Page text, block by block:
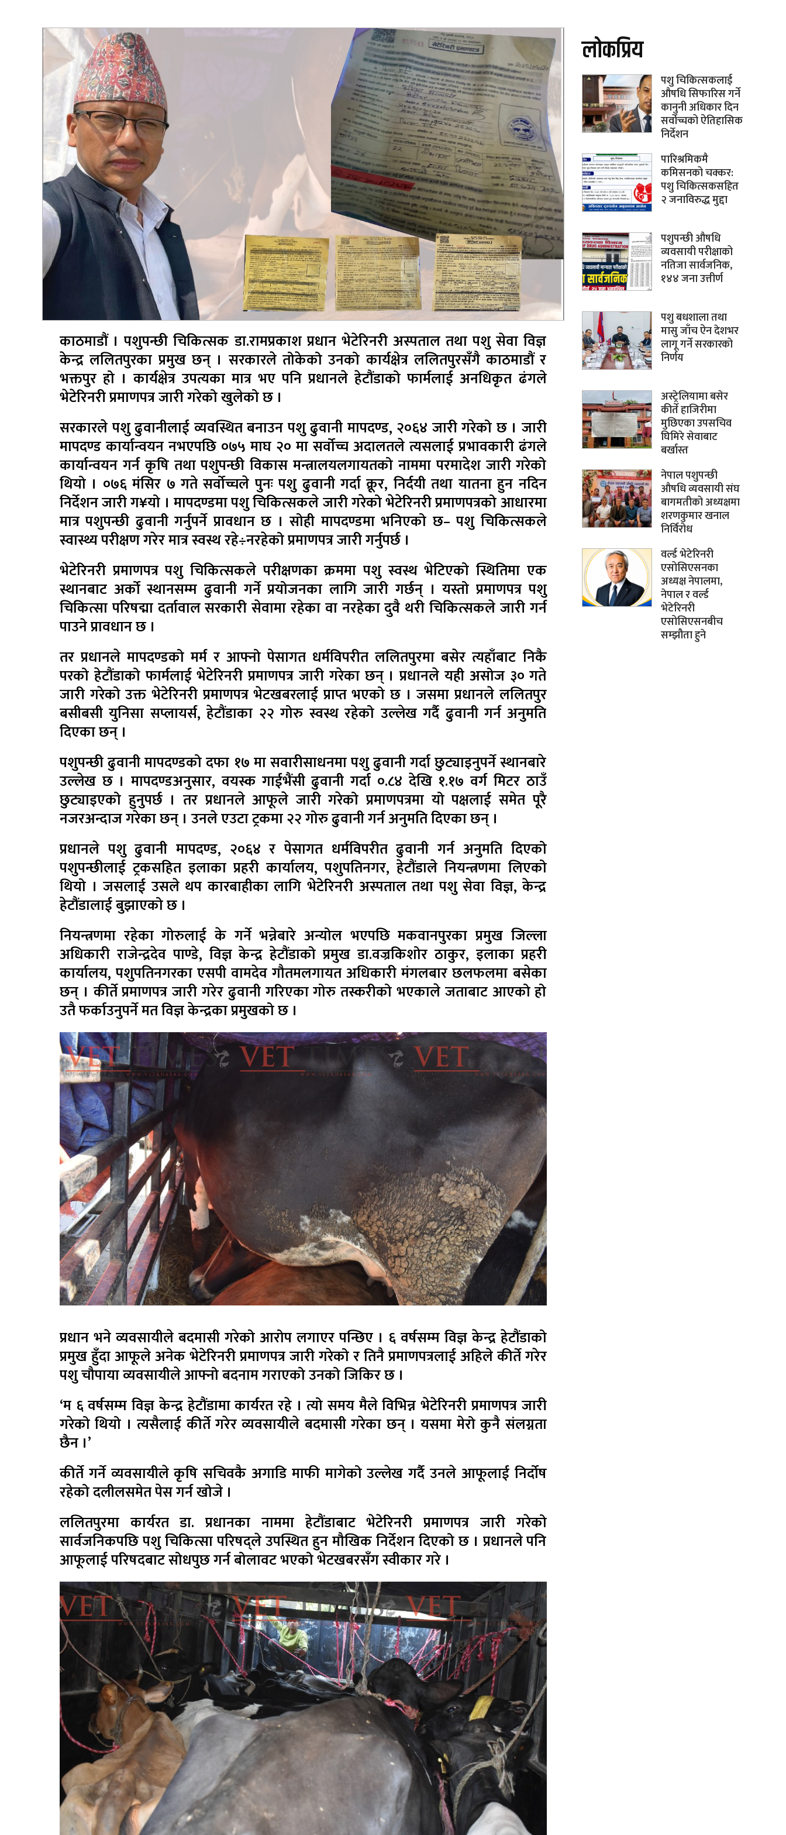
काठमाडौं । पशुपन्छी चिकित्सक डा.रामप्रकाश प्रधान भेटेरिनरी अस्पताल तथा पशु सेवा विज्ञ
केन्द्र ललितपुरका प्रमुख छन् । सरकारले तोकेको उनको कार्यक्षेत्र ललितपुरसँगै काठमाडौं र
भक्तपुर हो । कार्यक्षेत्र उपत्यका मात्र भए पनि प्रधानले हेटौंडाको फार्मलाई अनधिकृत ढंगले
भेटेरिनरी प्रमाणपत्र जारी गरेको खुलेको छ ।
सरकारले पशु ढुवानीलाई व्यवस्थित बनाउन पशु ढुवानी मापदण्ड, २०६४ जारी गरेको छ । जारी
मापदण्ड कार्यान्वयन नभएपछि ०७५ माघ २० मा सर्वोच्च अदालतले त्यसलाई प्रभावकारी ढंगले
कार्यान्वयन गर्न कृषि तथा पशुपन्छी विकास मन्त्रालयलगायतको नाममा परमादेश जारी गरेको
थियो । ०७६ मंसिर ७ गते सर्वोच्चले पुनः पशु ढुवानी गर्दा क्रूर, निर्दयी तथा यातना हुन नदिन
निर्देशन जारी ग¥यो । मापदण्डमा पशु चिकित्सकले जारी गरेको भेटेरिनरी प्रमाणपत्रको आधारमा
मात्र पशुपन्छी ढुवानी गर्नुपर्ने प्रावधान छ । सोही मापदण्डमा भनिएको छ– पशु चिकित्सकले
स्वास्थ्य परीक्षण गरेर मात्र स्वस्थ रहे÷नरहेको प्रमाणपत्र जारी गर्नुपर्छ ।
भेटेरिनरी प्रमाणपत्र पशु चिकित्सकले परीक्षणका क्रममा पशु स्वस्थ भेटिएको स्थितिमा एक
स्थानबाट अर्को स्थानसम्म ढुवानी गर्ने प्रयोजनका लागि जारी गर्छन् । यस्तो प्रमाणपत्र पशु
चिकित्सा परिषद्मा दर्तावाल सरकारी सेवामा रहेका वा नरहेका दुवै थरी चिकित्सकले जारी गर्न
पाउने प्रावधान छ ।
तर प्रधानले मापदण्डको मर्म र आफ्नो पेसागत धर्मविपरीत ललितपुरमा बसेर त्यहाँबाट निकै
परको हेटौंडाको फार्मलाई भेटेरिनरी प्रमाणपत्र जारी गरेका छन् । प्रधानले यही असोज ३० गते
जारी गरेको उक्त भेटेरिनरी प्रमाणपत्र भेटखबरलाई प्राप्त भएको छ । जसमा प्रधानले ललितपुर
बसीबसी युनिसा सप्लायर्स, हेटौंडाका २२ गोरु स्वस्थ रहेको उल्लेख गर्दै ढुवानी गर्न अनुमति
दिएका छन् ।
पशुपन्छी ढुवानी मापदण्डको दफा १७ मा सवारीसाधनमा पशु ढुवानी गर्दा छुट्याइनुपर्ने स्थानबारे
उल्लेख छ । मापदण्डअनुसार, वयस्क गाईभैंसी ढुवानी गर्दा ०.८४ देखि १.१७ वर्ग मिटर ठाउँ
छुट्याइएको हुनुपर्छ । तर प्रधानले आफूले जारी गरेको प्रमाणपत्रमा यो पक्षलाई समेत पूरै
नजरअन्दाज गरेका छन् । उनले एउटा ट्रकमा २२ गोरु ढुवानी गर्न अनुमति दिएका छन् ।
प्रधानले पशु ढुवानी मापदण्ड, २०६४ र पेसागत धर्मविपरीत ढुवानी गर्न अनुमति दिएको
पशुपन्छीलाई ट्रकसहित इलाका प्रहरी कार्यालय, पशुपतिनगर, हेटौंडाले नियन्त्रणमा लिएको
थियो । जसलाई उसले थप कारबाहीका लागि भेटेरिनरी अस्पताल तथा पशु सेवा विज्ञ, केन्द्र
हेटौंडालाई बुझाएको छ ।
नियन्त्रणमा रहेका गोरुलाई के गर्ने भन्नेबारे अन्योल भएपछि मकवानपुरका प्रमुख जिल्ला
अधिकारी राजेन्द्रदेव पाण्डे, विज्ञ केन्द्र हेटौंडाको प्रमुख डा.वज्रकिशोर ठाकुर, इलाका प्रहरी
कार्यालय, पशुपतिनगरका एसपी वामदेव गौतमलगायत अधिकारी मंगलबार छलफलमा बसेका
छन् । कीर्ते प्रमाणपत्र जारी गरेर ढुवानी गरिएका गोरु तस्करीको भएकाले जताबाट आएको हो
उतै फर्काउनुपर्ने मत विज्ञ केन्द्रका प्रमुखको छ ।
प्रधान भने व्यवसायीले बदमासी गरेको आरोप लगाएर पन्छिए । ६ वर्षसम्म विज्ञ केन्द्र हेटौंडाको
प्रमुख हुँदा आफूले अनेक भेटेरिनरी प्रमाणपत्र जारी गरेको र तिनै प्रमाणपत्रलाई अहिले कीर्ते गरेर
पशु चौपाया व्यवसायीले आफ्नो बदनाम गराएको उनको जिकिर छ ।
‘म ६ वर्षसम्म विज्ञ केन्द्र हेटौंडामा कार्यरत रहे । त्यो समय मैले विभिन्न भेटेरिनरी प्रमाणपत्र जारी
गरेको थियो । त्यसैलाई कीर्ते गरेर व्यवसायीले बदमासी गरेका छन् । यसमा मेरो कुनै संलग्नता
छैन ।’
कीर्ते गर्ने व्यवसायीले कृषि सचिवकै अगाडि माफी मागेको उल्लेख गर्दै उनले आफूलाई निर्दोष
रहेको दलीलसमेत पेस गर्न खोजे ।
ललितपुरमा कार्यरत डा. प्रधानका नाममा हेटौंडाबाट भेटेरिनरी प्रमाणपत्र जारी गरेको
सार्वजनिकपछि पशु चिकित्सा परिषद्ले उपस्थित हुन मौखिक निर्देशन दिएको छ । प्रधानले पनि
आफूलाई परिषदबाट सोधपुछ गर्न बोलावट भएको भेटखबरसँग स्वीकार गरे ।
लोकप्रिय
पशु चिकित्सकलाई
औषधि सिफारिस गर्ने
कानुनी अधिकार दिन
सर्वोच्चको ऐतिहासिक
निर्देशन
पारिश्रमिकमै
कमिसनको चक्कर:
पशु चिकित्सकसहित
२ जनाविरुद्ध मुद्दा
पशुपन्छी औषधि
व्यवसायी परीक्षाको
नतिजा सार्वजनिक,
१४४ जना उत्तीर्ण
पशु बधशाला तथा
मासु जाँच ऐन देशभर
लागू गर्ने सरकारको
निर्णय
अस्ट्रेलियामा बसेर
कीर्ते हाजिरीमा
मुछिएका उपसचिव
घिमिरे सेवाबाट
बर्खास्त
नेपाल पशुपन्छी
औषधि व्यवसायी संघ
बागमतीको अध्यक्षमा
शरणकुमार खनाल
निर्विरोध
वर्ल्ड भेटेरिनरी
एसोसिएसनका
अध्यक्ष नेपालमा,
नेपाल र वर्ल्ड
भेटेरिनरी
एसोसिएसनबीच
सम्झौता हुने